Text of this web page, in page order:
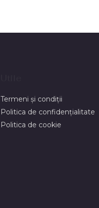
Termeni și condiții
Politica de confidențialitate
Politica de cookie